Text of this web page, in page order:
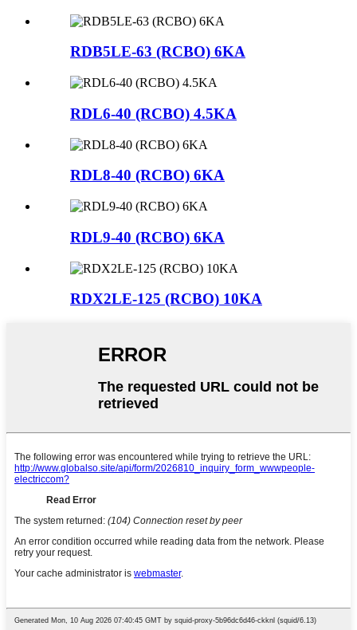
RDB5LE-63 (RCBO) 6KA
RDL6-40 (RCBO) 4.5KA
RDL8-40 (RCBO) 6KA
RDL9-40 (RCBO) 6KA
RDX2LE-125 (RCBO) 10KA